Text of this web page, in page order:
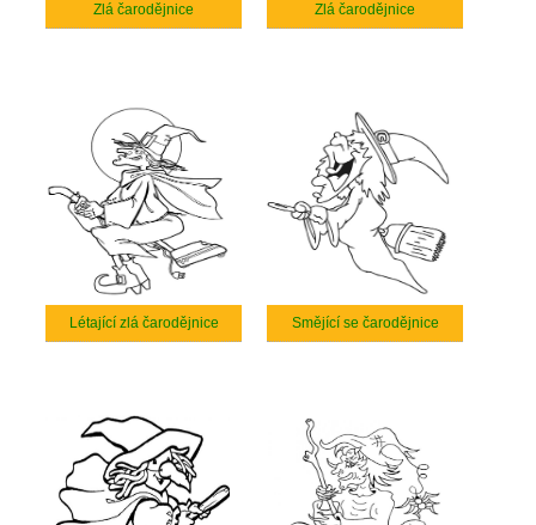
Zlá čarodějnice Zlá čarodějnice
Létající zlá čarodějnice Smějící se čarodějnice